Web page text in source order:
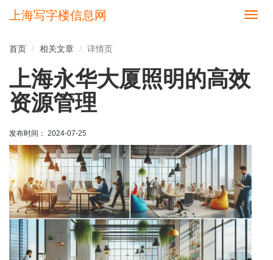
切
上海写字楼信息网
首页 相关文章 详情页
上海永华大厦照明的高效
资源管理
发布时间： 2024-07-25